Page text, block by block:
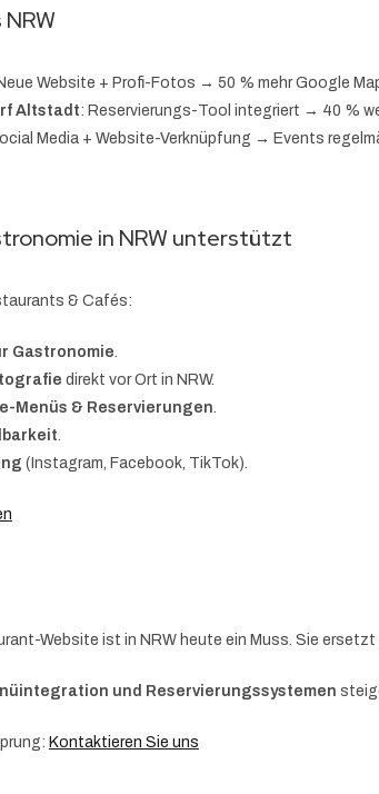
Website + Profi-Fotos → 50 % mehr Google
Altstadt: Reservierungs-Tool integriert → 40 %
Media + Website-Verknüpfung → Events
in NRW unterstützt
& Cafés:
Gastronomie.
direkt vor Ort in NRW.
Menüs & Reservierungen.
.
(Instagram, Facebook, TikTok).
Website ist in NRW heute ein Muss. Sie
und Reservierungssystemen
Kontaktieren Sie uns